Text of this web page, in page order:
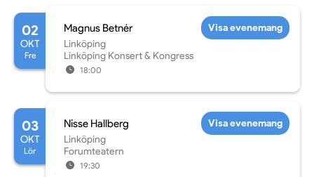
02
OKT
Fre
Magnus Betnér
Linköping
Linköping Konsert & Kongress
18:00
Visa evenemang
03
OKT
Lör
Nisse Hallberg
Linköping
Forumteatern
19:30
Visa evenemang